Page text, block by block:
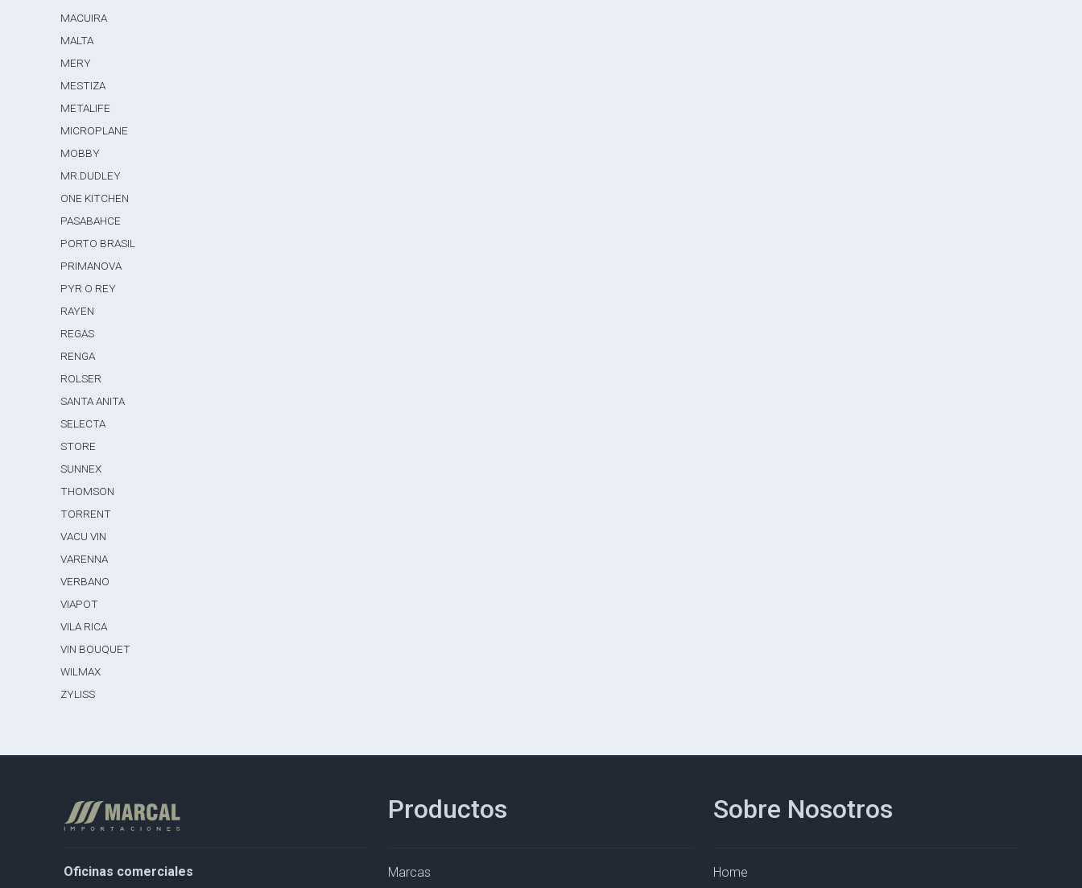
MACUIRA
MALTA
MERY
MESTIZA
METALIFE
MICROPLANE
MOBBY
MR.DUDLEY
ONE KITCHEN
PASABAHCE
PORTO BRASIL
PRIMANOVA
PYR O REY
RAYEN
REGAS
RENGA
ROLSER
SANTA ANITA
SELECTA
STORE
SUNNEX
THOMSON
TORRENT
VACU VIN
VARENNA
VERBANO
VIAPOT
VILA RICA
VIN BOUQUET
WILMAX
ZYLISS
Oficinas comerciales
Productos
Marcas
Sobre Nosotros
Home